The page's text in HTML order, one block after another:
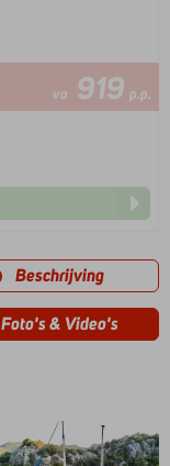
va 919 p.p.
Beschrijving
Foto's & Video's